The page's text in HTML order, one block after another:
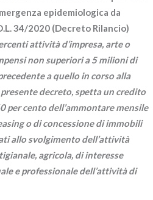
epidemiologica da
34/2020 (Decreto Rilancio)
attività d’impresa, arte o
non superiori a 5 milioni di
a quello in corso alla
decreto, spetta un credito
per cento dell’ammontare mensile
o di concessione di immobili
allo svolgimento dell’attività
agricola, di interesse
e professionale dell’attività di